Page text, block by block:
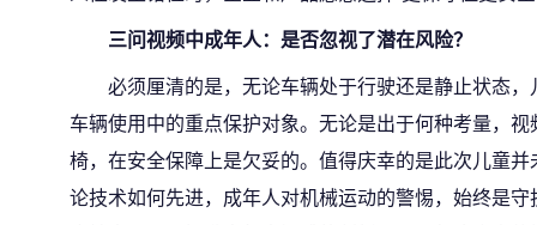
三问视频中成年人：是否忽视了潜在风险？
必须厘清的是，无论车辆处于行驶还是静止状态
车辆使用中的重点保护对象。无论是出于何种考量，
椅，在安全保障上是欠妥的。值得庆幸的是此次儿童
论技术如何先进，成年人对机械运动的警惕，始终是